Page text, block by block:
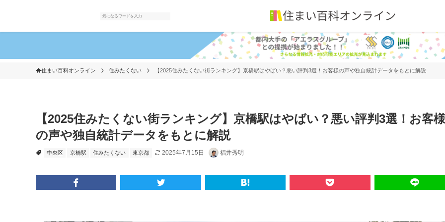
住まい百科オンライン 住みたくない 【2025住みたくない街ランキング】京橋駅はやばい？悪い評判3選！お客様の声や独自統計データをもとに解説
【2025住みたくない街ランキング】京橋駅はやばい？悪い評判3選！お客様
の声や独自統計データをもとに解説
中央区 京橋駅 住みたくない 東京都 2025年7月15日 福井秀明